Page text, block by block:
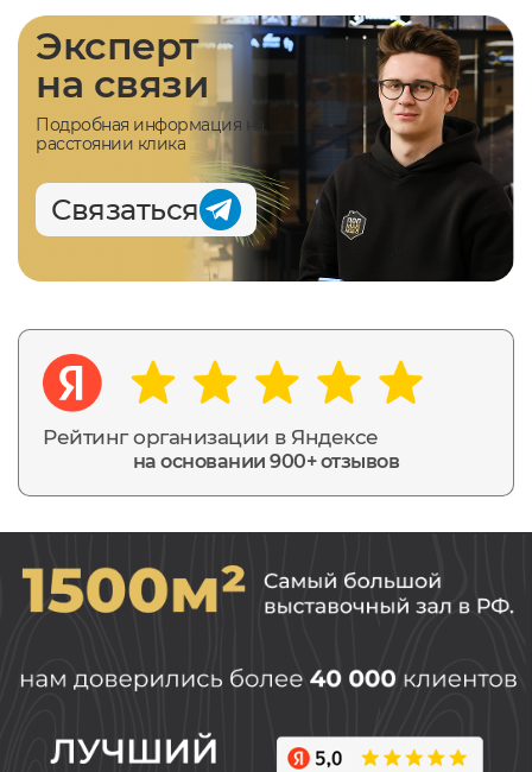
Рейтинг организации в Яндексе
на основании 900+ отзывов
Эксперт
на связи
Подробная информация на
расстоянии клика
Связаться